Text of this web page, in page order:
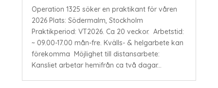
Operation 1325 söker en praktikant för våren
2026 Plats: Södermalm, Stockholm
Praktikperiod: VT2026. Ca 20 veckor. Arbetstid:
~ 09.00-17.00 mån-fre. Kvälls- & helgarbete kan
förekomma Möjlighet till distansarbete:
Kansliet arbetar hemifrån ca två dagar...